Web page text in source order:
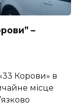
–
Корови» в
місце